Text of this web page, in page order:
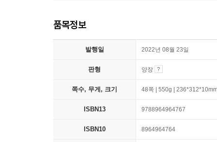
품목정보
발행일 2022년 08월 23일
판형 양장
쪽수, 무게, 크기 48쪽 | 550g |
ISBN13 9788964964767
ISBN10 8964964764